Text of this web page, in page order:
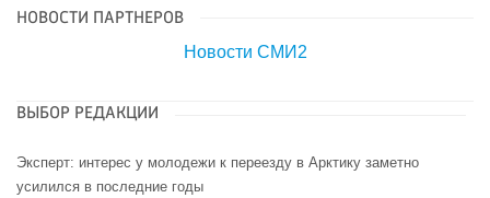
НОВОСТИ ПАРТНЕРОВ
Новости СМИ2
ВЫБОР РЕДАКЦИИ
Эксперт: интерес у молодежи к переезду в Арктику заметно
усилился в последние годы